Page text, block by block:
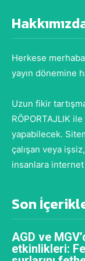
Herkese
yayın dönemine
Uzun fikir
RÖPORTAJLIK
yapabilecek.
çalışan veya
insanlara internet
Son
AGD ve
etkinlikleri: